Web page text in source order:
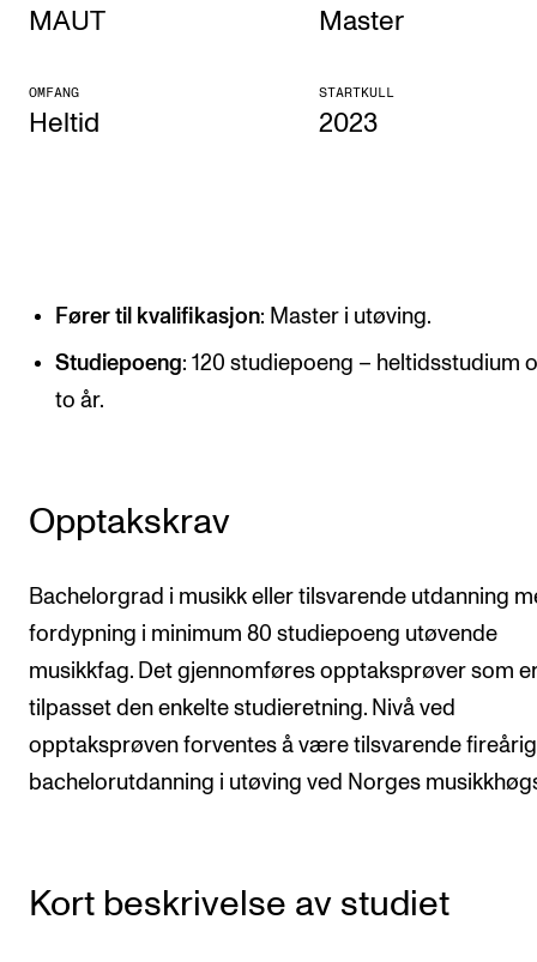
Talentutvikling
STUDENTLIV
Studentutvalet SUT (student.nmh.no)
FORSKNING
NordART
Publikasjoner
INTERNASJONALT
Utveksling
Internasjonal strategi
IN.TUNE
MAUT Master
OMFANG
Heltid
STARTKULL
2023
Fører til kvalifikasjon: Master i utøving.
Studiepoeng: 120 studiepoeng – heltidsstudium
to år.
Opptakskrav
Bachelorgrad i musikk eller tilsvarende utdanning
fordypning i minimum 80 studiepoeng utøvende
musikkfag. Det gjennomføres opptaksprøver som
tilpasset den enkelte studieretning. Nivå ved
opptaksprøven forventes å være tilsvarende fireårig
bachelorutdanning i utøving ved Norges
Kort beskrivelse av studiet